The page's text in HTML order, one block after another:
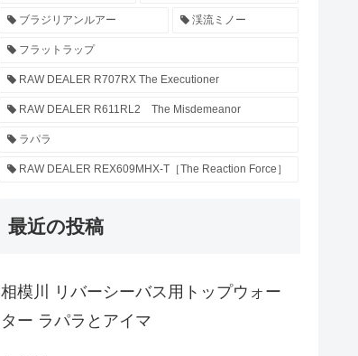
ブラジリアンルアー 渓流ミノー
フラットラップ
RAW DEALER R707RX The Executioner
RAW DEALER R611RL2 The Misdemeanor
ラパラ
RAW DEALER REX609MHX-T［The Reaction Force］
最近の投稿
相模川 リバーシーバス用トップウォー
ター ラパラとアイマ